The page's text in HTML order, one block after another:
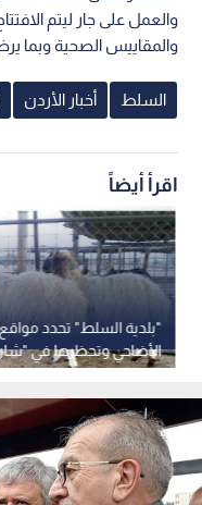
والعمل على جار ليتم
والمقاييس الصحية وبما
السلط أخبار الأردن
اقرأ أيضاً
"بلدية السلط" تحدد
الأضاحي وتحظرها في